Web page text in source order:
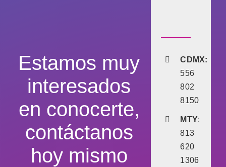
Estamos muy
interesados
en conocerte,
contáctanos
hoy mismo
CDMX:
556
802
8150
MTY:
813
620
1306